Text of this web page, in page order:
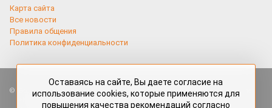
Карта сайта
Все новости
Правила общения
Политика конфиденциальности
Все права защищены. Любые материалы, размещённые на портале
«Красраб.ру» сотрудниками редакции, нештатными авторами
Оставаясь на сайте, Вы даете согласие на
использование cookies, которые применяются для
повышения качества рекомендаций согласно